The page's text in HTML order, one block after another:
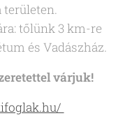
területen.
tőlünk 3 km-re
és Vadászház.
várjuk!